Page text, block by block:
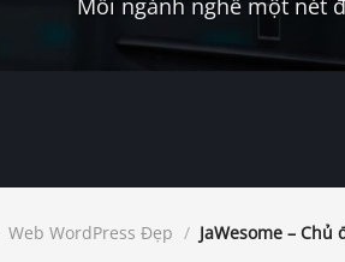
Mỗi ngành nghề một nét
Web WordPress Đẹp / JaWesome –